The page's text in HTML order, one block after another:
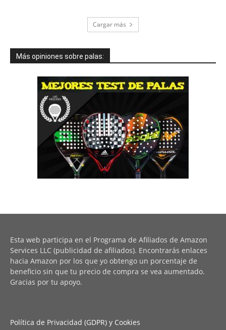
Cargar más
Más opiniones sobre palas:
Esta web participa en el Programa de Afiliados de Amazon
Services LLC (publicidad de afiliados). Encontrarás enlaces
hacia Amazon por los que yo obtengo un porcentaje de
beneficio sin que tu precio de compra se vea aumentado.
Gracias por tu apoyo.
Política de Privacidad (GDPR) y Cookies